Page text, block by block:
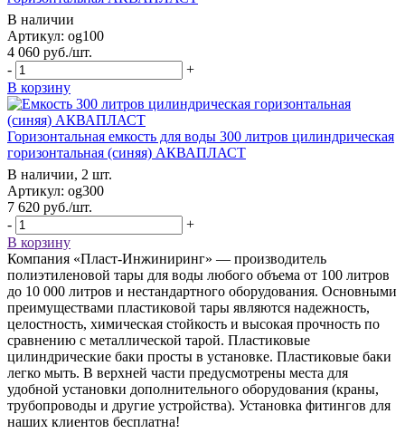
В наличии
Артикул: og100
4 060 руб./шт.
-
+
В корзину
Горизонтальная емкость для воды 300 литров цилиндрическая
горизонтальная (синяя) АКВАПЛАСТ
В наличии, 2 шт.
Артикул: og300
7 620 руб./шт.
-
+
В корзину
Компания «Пласт-Инжиниринг» — производитель
полиэтиленовой тары для воды любого объема от 100 литров
до 10 000 литров и нестандартного оборудования. Основными
преимуществами пластиковой тары являются надежность,
целостность, химическая стойкость и высокая прочность по
сравнению с металлической тарой. Пластиковые
цилиндрические баки просты в установке. Пластиковые баки
легко мыть. В верхней части предусмотрены места для
удобной установки дополнительного оборудования (краны,
трубопроводы и другие устройства). Установка фитингов для
наших клиентов бесплатна!